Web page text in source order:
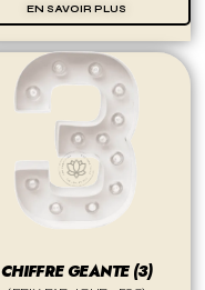
EN SAVOIR PLUS
CHIFFRE GEANTE (3)